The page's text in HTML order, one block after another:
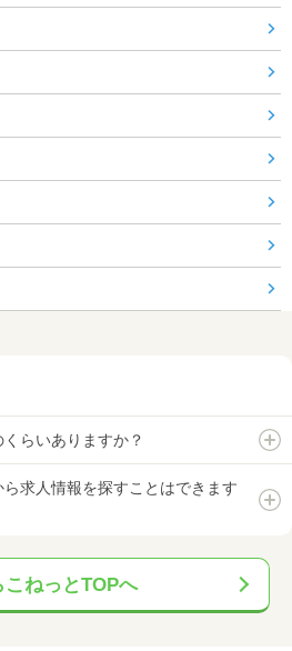
らいありますか？
求人情報を探すことはできます
こねっとTOPへ